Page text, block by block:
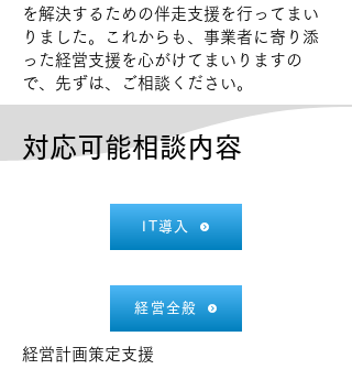
を解決するための伴走支援を行ってまい
りました。これからも、事業者に寄り添
った経営支援を心がけてまいりますの
で、先ずは、ご相談ください。
対応可能相談内容
IT導入
経営全般
経営計画策定支援